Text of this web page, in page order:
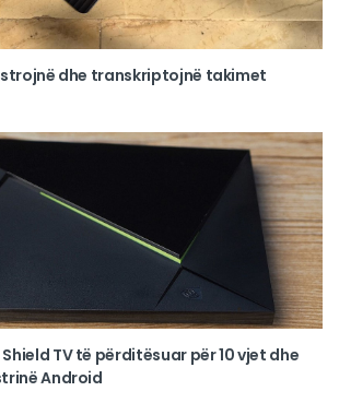
dhe transkriptojnë takimet
Shield TV të përditësuar për 10 vjet dhe
Android